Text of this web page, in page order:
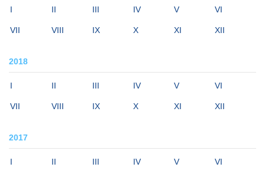
I II III IV V VI
VII VIII IX X XI XII
2018
I II III IV V VI
VII VIII IX X XI XII
2017
I II III IV V VI